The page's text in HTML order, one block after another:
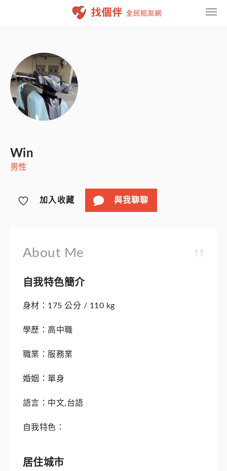
聯繫我們
登入
註冊
Win
男性
加入收藏 與我聊聊
About Me
自我特色簡介
身材：175 公分 / 110 kg
學歷：高中職
職業：服務業
婚姻：單身
語言：中文,台語
自我特色：
居住城市